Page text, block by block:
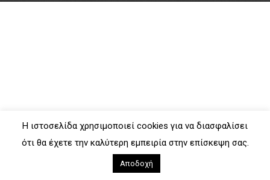
Η ιστοσελίδα χρησιμοποιεί cookies για να διασφαλίσει
ότι θα έχετε την καλύτερη εμπειρία στην επίσκεψη σας.
Αποδοχή